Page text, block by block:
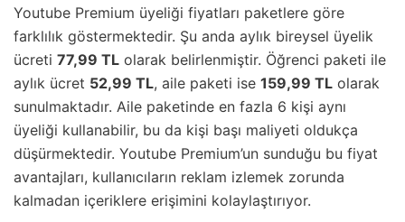
Youtube Premium üyeliği fiyatları paketlere göre
farklılık göstermektedir. Şu anda aylık bireysel üyelik
ücreti 77,99 TL olarak belirlenmiştir. Öğrenci paketi ile
aylık ücret 52,99 TL, aile paketi ise 159,99 TL olarak
sunulmaktadır. Aile paketinde en fazla 6 kişi aynı
üyeliği kullanabilir, bu da kişi başı maliyeti oldukça
düşürmektedir. Youtube Premium’un sunduğu bu fiyat
avantajları, kullanıcıların reklam izlemek zorunda
kalmadan içeriklere erişimini kolaylaştırıyor.